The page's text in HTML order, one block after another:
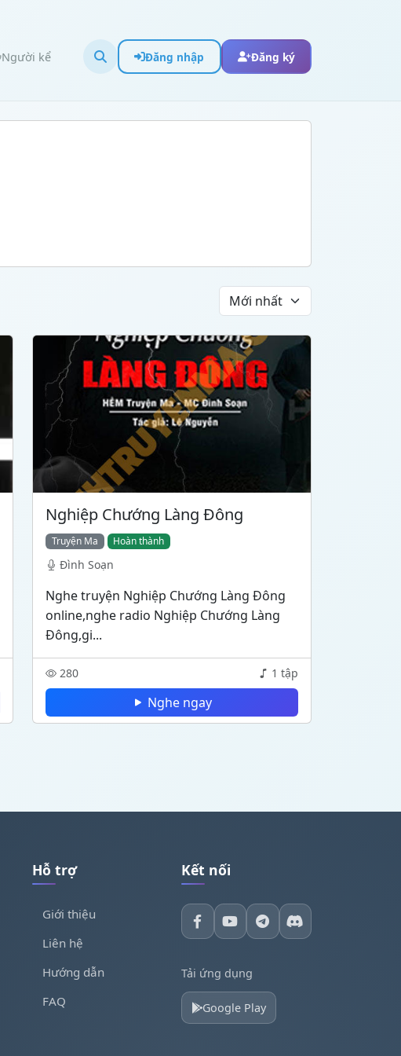
Người kể Đăng nhập Đăng ký
Nghiệp Chướng Làng Đông
Truyện Ma Hoàn thành
Đình Soạn
Nghe truyện Nghiệp Chướng Làng Đông
online,nghe radio Nghiệp Chướng Làng
Đông,gi...
280 1 tập
Nghe ngay
Hỗ trợ
Giới thiệu
Liên hệ
Hướng dẫn
FAQ
Kết nối
Tải ứng dụng
Google Play